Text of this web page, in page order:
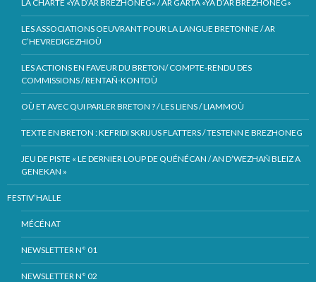
LA CHARTE «YA D’AR BREZHONEG» / AR GARTA «YA D’AR BREZHONEG»
LES ASSOCIATIONS OEUVRANT POUR LA LANGUE BRETONNE / AR
C’HEVREDIGEZHIOÙ
LES ACTIONS EN FAVEUR DU BRETON/ COMPTE-RENDU DES
COMMISSIONS / RENTAÑ-KONTOÙ
OÙ ET AVEC QUI PARLER BRETON ? / LES LIENS / LIAMMOÙ
TEXTE EN BRETON : KEFRIDI SKRIJUS FLATTERS / TESTENN E BREZHONEG
JEU DE PISTE « LE DERNIER LOUP DE QUÉNÉCAN / AN D’WEZHAÑ BLEIZ A
GENEKAN »
FESTIV’HALLE
MÉCÉNAT
NEWSLETTER N° 01
NEWSLETTER N° 02